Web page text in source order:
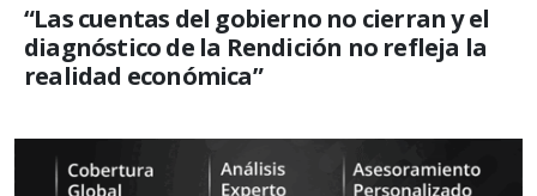
“Las cuentas del gobierno no cierran y el
diagnóstico de la Rendición no refleja la
realidad económica”